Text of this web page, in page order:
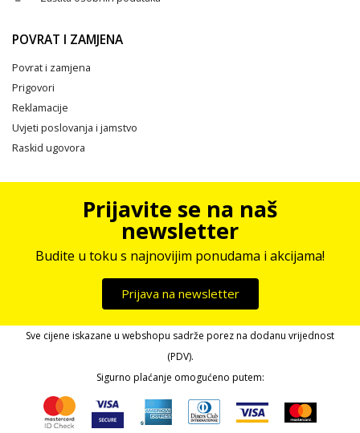
POVRAT I ZAMJENA
Povrat i zamjena
Prigovori
Reklamacije
Uvjeti poslovanja i jamstvo
Raskid ugovora
Prijavite se na naš
newsletter
Budite u toku s najnovijim ponudama i akcijama!
Prijava na newsletter
Sve cijene iskazane u webshopu sadrže porez na dodanu vrijednost
(PDV).
Sigurno plaćanje omogućeno putem: